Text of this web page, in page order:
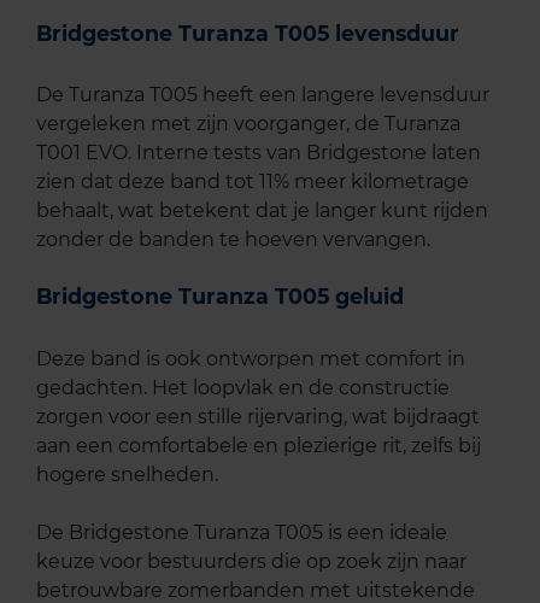
Bridgestone Turanza T005 levensduur
De Turanza T005 heeft een langere levensduur
vergeleken met zijn voorganger, de Turanza
T001 EVO. Interne tests van Bridgestone laten
zien dat deze band tot 11% meer kilometrage
behaalt, wat betekent dat je langer kunt rijden
zonder de banden te hoeven vervangen.
Bridgestone Turanza T005 geluid
Deze band is ook ontworpen met comfort in
gedachten. Het loopvlak en de constructie
zorgen voor een stille rijervaring, wat bijdraagt
aan een comfortabele en plezierige rit, zelfs bij
hogere snelheden.
De Bridgestone Turanza T005 is een ideale
keuze voor bestuurders die op zoek zijn naar
betrouwbare zomerbanden met uitstekende